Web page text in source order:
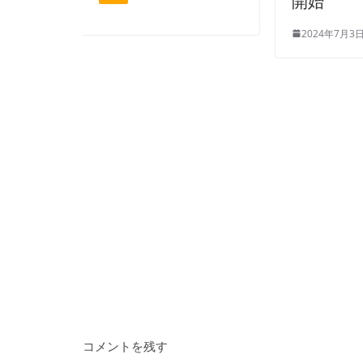
コメントを残す